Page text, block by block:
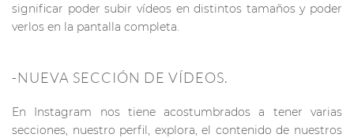
significar poder subir vídeos en distintos tamaños y poder
verlos en la pantalla completa.
-NUEVA SECCIÓN DE VÍDEOS.
En Instagram nos tiene acostumbrados a tener varias
secciones, nuestro perfil, explora, el contenido de nuestros